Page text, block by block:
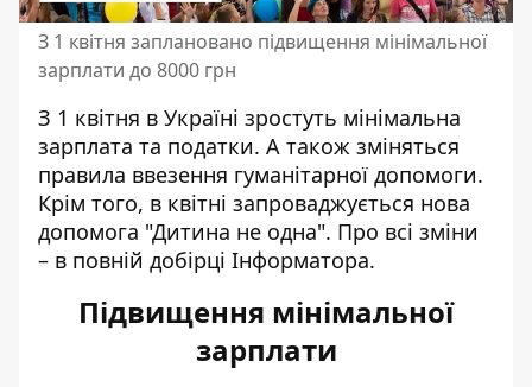
З 1 квітня заплановано підвищення мінімальної
зарплати до 8000 грн
З 1 квітня в Україні зростуть мінімальна
зарплата та податки. А також зміняться
правила ввезення гуманітарної допомоги.
Крім того, в квітні запроваджується нова
допомога "Дитина не одна". Про всі зміни
– в повній добірці Інформатора.
Підвищення мінімальної
зарплати